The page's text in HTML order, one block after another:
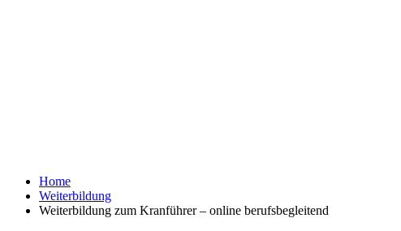
Home
Weiterbildung
Weiterbildung zum Kranführer – online berufsbegleitend